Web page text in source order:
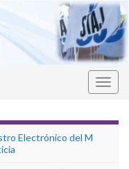
Electrónico del M